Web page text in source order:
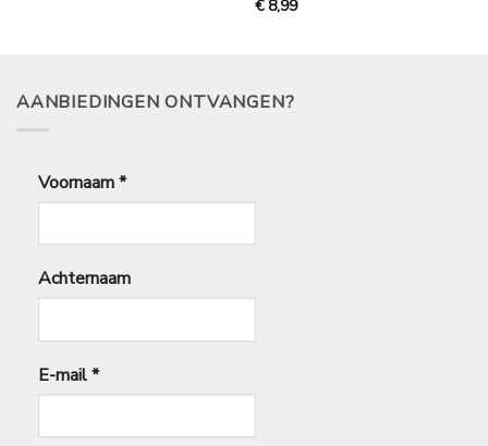
€8,99
AANBIEDINGEN ONTVANGEN?
Voornaam*
Achternaam
E-mail*